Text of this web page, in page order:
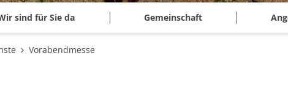
sind für Sie da Gemeinschaft
Vorabendmesse